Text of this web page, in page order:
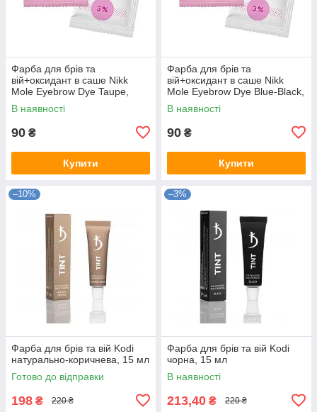
Фарба для брів та
вій+оксидант в саше Nikk
Mole Eyebrow Dye Taupe,
сіро-коричнева, 5 мл
В наявності
90 ₴
Купити
Фарба для брів та
вій+оксидант в саше Nikk
Mole Eyebrow Dye Blue-Black,
іссиньо-чорна, 5 мл
В наявності
90 ₴
Купити
–10%
Фарба для брів та вій Kodi
натурально-коричнева, 15 мл
Готово до відправки
198 ₴ 220 ₴
–3%
Фарба для брів та вій Kodi
чорна, 15 мл
В наявності
213,40 ₴ 220 ₴